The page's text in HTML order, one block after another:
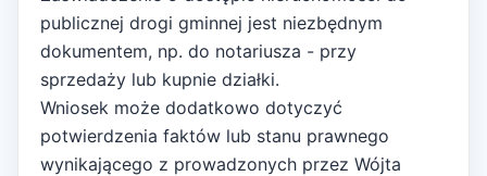
publicznej drogi gminnej jest niezbędnym
dokumentem, np. do notariusza - przy
sprzedaży lub kupnie działki.
Wniosek może dodatkowo dotyczyć
potwierdzenia faktów lub stanu prawnego
wynikającego z prowadzonych przez Wójta